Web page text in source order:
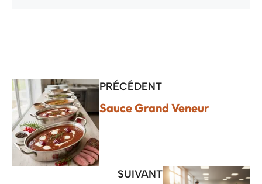
PRÉCÉDENT
Sauce Grand Veneur
SUIVANT